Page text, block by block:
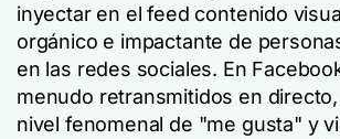
inyectar en el feed contenido
orgánico e impactante de
en las redes sociales. En
menudo retransmitidos en
nivel fenomenal de "me gusta" y